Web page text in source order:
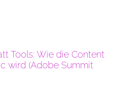
Tools: Wie die Content
wird (Adobe Summit